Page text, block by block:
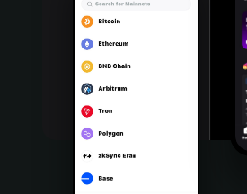
Português (Portugal)
Bahasa Indonesia
Português (Brasil)